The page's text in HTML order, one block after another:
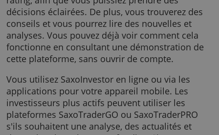
Vous achetez et vendez divers instruments
financiers via la plateforme de trading
conviviale SaxoInvestor. Avec chaque
vous voyez des données, des graphiques et
rating, afin que vous puissiez prendre des
décisions éclairées. De plus, vous trouverez
conseils et vous pourrez lire des nouvelles et
analyses. Vous pouvez déjà voir comment
fonctionne en consultant une
cette plateforme, sans ouvrir de compte.